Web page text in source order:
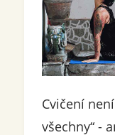
Cvičení
všechny“ -